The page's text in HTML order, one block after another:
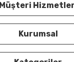
Müşteri
Kurumsal